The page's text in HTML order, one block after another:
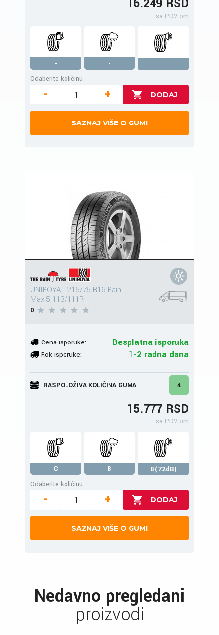
16.249 RSD
sa PDV-om
-
-
Odaberite količinu
- +
SAZNAJ VIŠE O GUMI
UNIROYAL 215/75 R16 Rain
Max 5 113/111R
0
Cena isporuke: Besplatna isporuka
Rok isporuke: 1-2 radna dana
RASPOLOŽIVA KOLIČINA GUMA 4
15.777 RSD
sa PDV-om
C B
B(72dB)
Odaberite količinu
- +
SAZNAJ VIŠE O GUMI
Nedavno pregledani
proizvodi